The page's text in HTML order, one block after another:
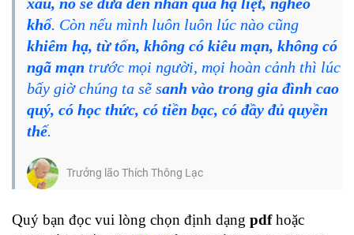
xấu, nó sẽ đưa đến nhân quả hạ liệt, nghèo
khổ. Còn nếu mình luôn luôn lúc nào cũng
khiêm hạ, từ tốn, không có kiêu mạn, không có
ngã mạn trước mọi người, mọi hoàn cảnh thì lúc
bấy giờ chúng ta sẽ sanh vào trong gia đình cao
quý, có học thức, có tiền bạc, có đầy đủ quyền
thế.
Trưởng lão Thích Thông Lạc
Quý bạn đọc vui lòng chọn định dạng pdfhoặc